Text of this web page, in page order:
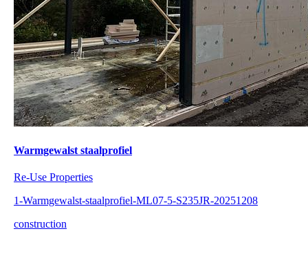
Warmgewalst staalprofiel
Re-Use Properties
1-Warmgewalst-staalprofiel-ML07-5-S235JR-20251208
construction